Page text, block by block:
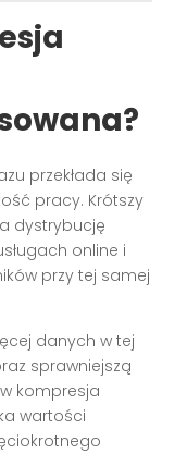
przekłada się
pracy. Krótszy
dystrybucję
online i
przy tej samej
danych w tej
sprawniejszą
kompresja
wartości